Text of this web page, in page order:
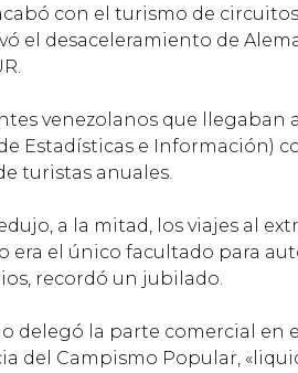
con el turismo de
el desaceleramiento de
venezolanos que llegaban
Estadísticas e Información)
turistas anuales.
a la mitad, los viajes al
era el único facultado para
recordó un jubilado.
delegó la parte comercial en
del Campismo Popular,